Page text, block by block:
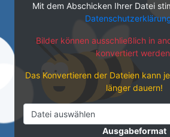
Mit dem Abschicken Ihrer Datei
Bilder können ausschließlich in
konvertiert
Das Konvertieren der Dateien kann
länger dauern!
Datei auswählen
Ausgabeformat